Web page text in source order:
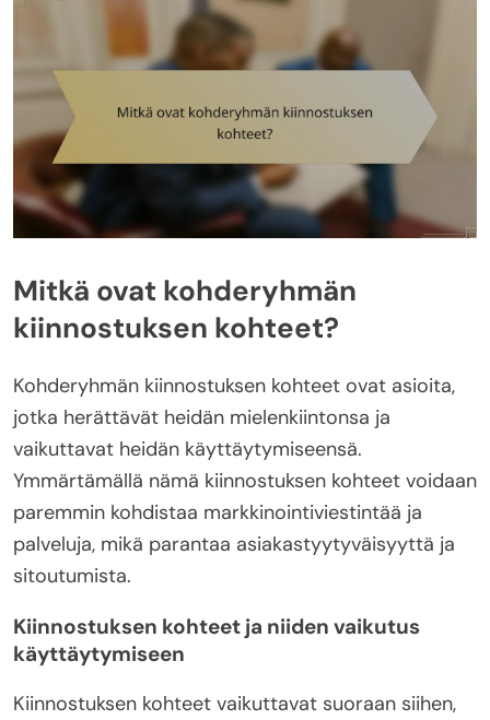
Mitkä ovat kohderyhmän
kiinnostuksen kohteet?
Kohderyhmän kiinnostuksen kohteet ovat asioita,
jotka herättävät heidän mielenkiintonsa ja
vaikuttavat heidän käyttäytymiseensä.
Ymmärtämällä nämä kiinnostuksen kohteet voidaan
paremmin kohdistaa markkinointiviestintää ja
palveluja, mikä parantaa asiakastyytyväisyyttä ja
sitoutumista.
Kiinnostuksen kohteet ja niiden vaikutus
käyttäytymiseen
Kiinnostuksen kohteet vaikuttavat suoraan siihen,